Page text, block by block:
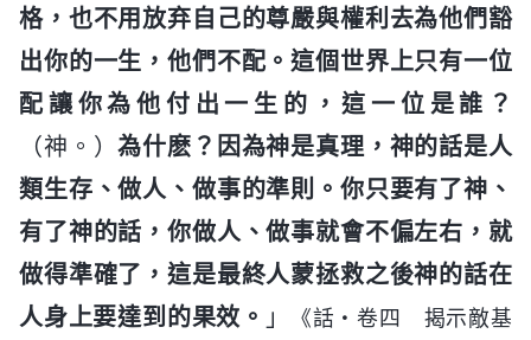
格，也不用放弃自己的尊嚴與權利去為他們豁
出你的一生，他們不配。這個世界上只有一位
配讓你為他付出一生的，這一位是誰？
（神。）為什麽？因為神是真理，神的話是人
類生存、做人、做事的準則。你只要有了神、
有了神的話，你做人、做事就會不偏左右，就
做得準確了，這是最終人蒙拯救之後神的話在
人身上要達到的果效。 」
《話・卷四 揭示敵基